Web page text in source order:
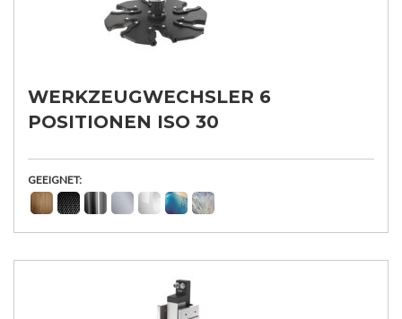
WERKZEUGWECHSLER 6
POSITIONEN ISO 30
GEEIGNET: